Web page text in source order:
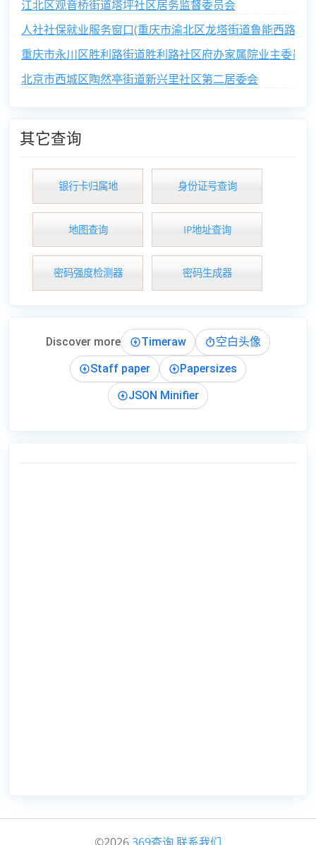
江北区观音桥街道塔坪社区居务监督委员会
人社社保就业服务窗口(重庆市渝北区龙塔街道鲁能西路社
重庆市永川区胜利路街道胜利路社区府办家属院业主委员会
北京市西城区陶然亭街道新兴里社区第二居委会
其它查询
银行卡归属地 身份证号查询
地图查询 IP地址查询
密码强度检测器 密码生成器
Discover more Timeraw
空白头像
Staff paper
Papersizes
JSON Minifier